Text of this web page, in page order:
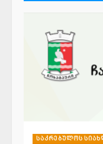
საკრებულოს